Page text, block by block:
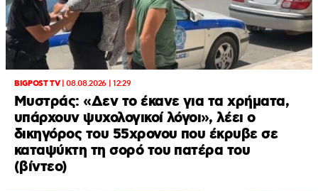
BIGPOST TV|08.08.2026 | 12:29
Μυστράς: «Δεν το έκανε για τα χρήματα,
υπάρχουν ψυχολογικοί λόγοι», λέει ο
δικηγόρος του 55χρονου που έκρυβε σε
καταψύκτη τη σορό του πατέρα του
(βίντεο)